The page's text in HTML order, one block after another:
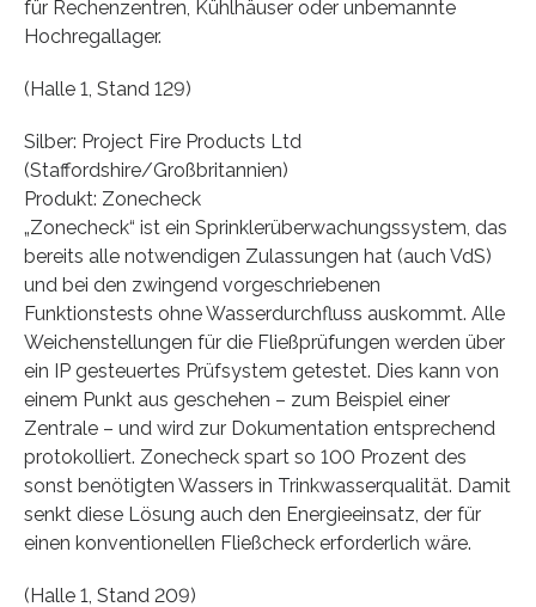
für Rechenzentren, Kühlhäuser oder unbemannte
Hochregallager.
(Halle 1, Stand 129)
Silber: Project Fire Products Ltd
(Staffordshire/Großbritannien)
Produkt: Zonecheck
„Zonecheck“ ist ein Sprinklerüberwachungssystem, das
bereits alle notwendigen Zulassungen hat (auch VdS)
und bei den zwingend vorgeschriebenen
Funktionstests ohne Wasserdurchfluss auskommt. Alle
Weichenstellungen für die Fließprüfungen werden über
ein IP gesteuertes Prüfsystem getestet. Dies kann von
einem Punkt aus geschehen – zum Beispiel einer
Zentrale – und wird zur Dokumentation entsprechend
protokolliert. Zonecheck spart so 100 Prozent des
sonst benötigten Wassers in Trinkwasserqualität. Damit
senkt diese Lösung auch den Energieeinsatz, der für
einen konventionellen Fließcheck erforderlich wäre.
(Halle 1, Stand 209)